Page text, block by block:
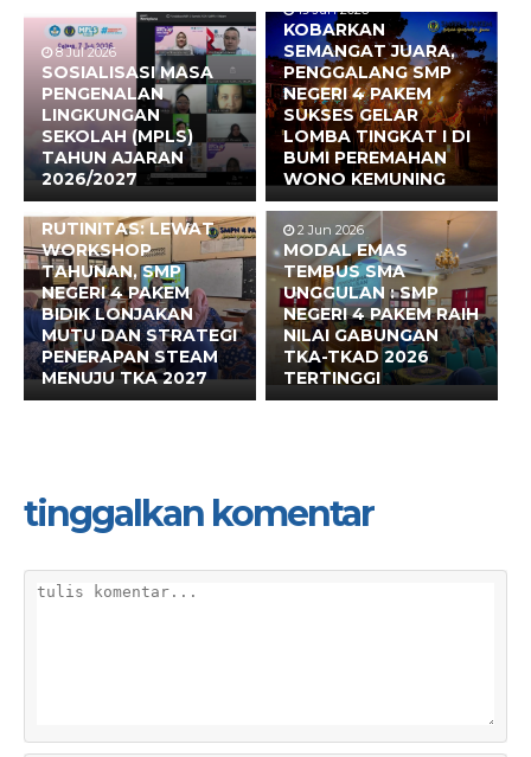
8 Jul 2026
SOSIALISASI MASA
PENGENALAN
LINGKUNGAN
SEKOLAH (MPLS)
TAHUN AJARAN
2026/2027
19 Jun 2026
KOBARKAN
SEMANGAT JUARA,
PENGGALANG SMP
NEGERI 4 PAKEM
SUKSES GELAR
LOMBA TINGKAT I DI
BUMI PEREMAHAN
WONO KEMUNING
17 Jun 2026
BUKAN SEKADAR
RUTINITAS: LEWAT
WORKSHOP
TAHUNAN, SMP
NEGERI 4 PAKEM
BIDIK LONJAKAN
MUTU DAN STRATEGI
PENERAPAN STEAM
MENUJU TKA 2027
2 Jun 2026
MODAL EMAS
TEMBUS SMA
UNGGULAN : SMP
NEGERI 4 PAKEM RAIH
NILAI GABUNGAN
TKA-TKAD 2026
TERTINGGI
tinggalkan komentar